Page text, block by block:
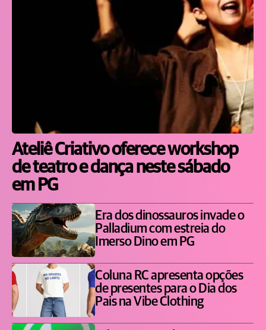
Ateliê Criativo oferece workshop
de teatro e dança neste sábado
em PG
Era dos dinossauros invade o
Palladium com estreia do
Imerso Dino em PG
Coluna RC apresenta opções
de presentes para o Dia dos
Pais na Vibe Clothing